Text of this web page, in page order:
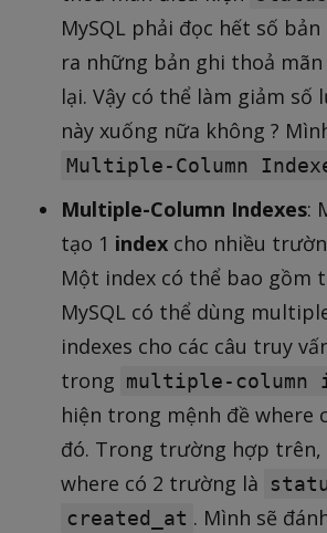
MySQL phải đọc hết số
ra những bản ghi thoả
lại. Vậy có thể làm giảm số
này xuống nữa không ?
Multiple-Column
Multiple-Column Indexes:
tạo 1 index cho nhiều
Một index có thể bao gồm
MySQL có thể dùng
indexes cho các câu truy
trong multiple-column
hiện trong mệnh đề where
đó. Trong trường hợp trên,
where có 2 trường là
created_at . Mình sẽ